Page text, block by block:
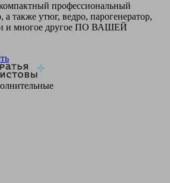
профессиональный
также утюг, ведро, парогенератор,
и многое другое ПО ВАШЕЙ